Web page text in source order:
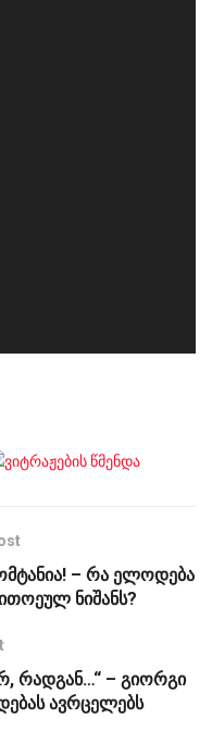
– რა ელოდება
ნიშანს?
რადგან…“ – გიორგი
ავრცელებს